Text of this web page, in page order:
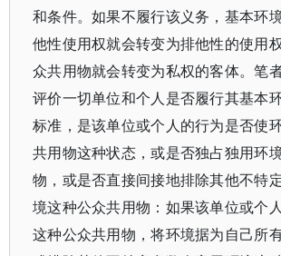
和条件。如果不履行该义务，基本环
他性使用权就会转变为排他性的使用
众共用物就会转变为私权的客体。笔
评价一切单位和个人是否履行其基本
标准，是该单位或个人的行为是否使
共用物这种状态，或是否独占独用环
物，或是否直接间接地排除其他不特
境这种公众共用物：如果该单位或个
这种公众共用物，将环境据为自己所